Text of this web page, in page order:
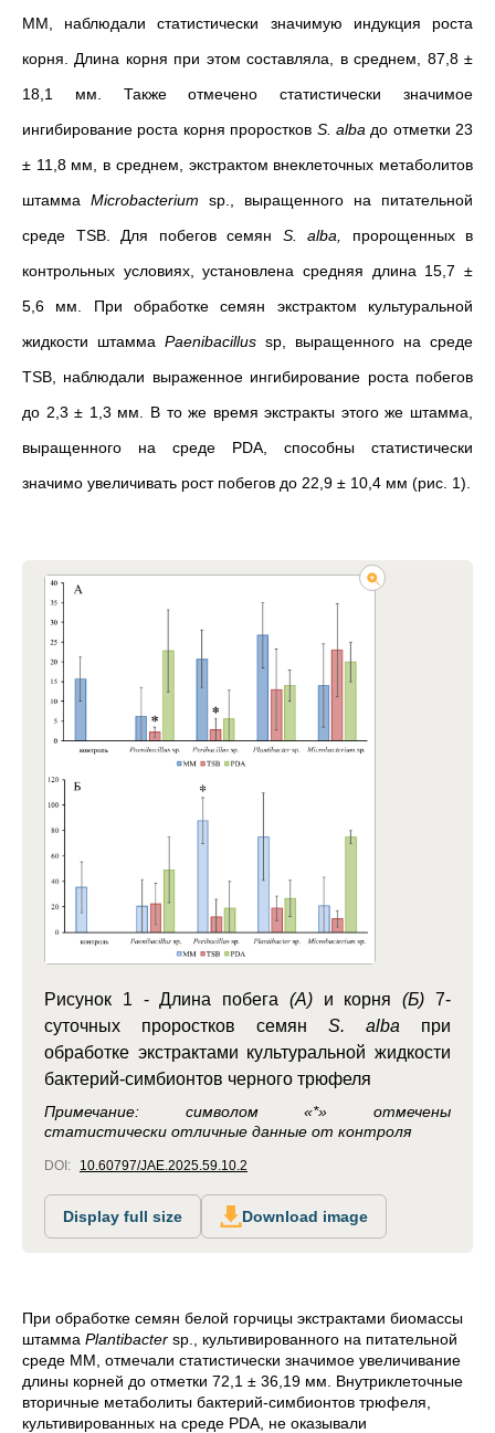
ММ, наблюдали статистически значимую индукция роста
корня. Длина корня при этом составляла, в среднем, 87,8 ±
18,1 мм. Также отмечено статистически значимое
ингибирование роста корня проростков S. alba до отметки 23
± 11,8 мм, в среднем, экстрактом внеклеточных метаболитов
штамма Microbacterium sp., выращенного на питательной
среде TSB. Для побегов семян S. аlba,
пророщенных в
контрольных условиях, установлена средняя длина 15,7 ±
5,6 мм. При обработке семян экстрактом культуральной
жидкости штамма Paenibacillus sp, выращенного на среде
TSB, наблюдали выраженное ингибирование роста побегов
до 2,3 ± 1,3 мм. В то же время экстракты этого же штамма,
выращенного на среде PDA, способны статистически
значимо увеличивать рост побегов до 22,9 ± 10,4 мм (рис. 1).
Рисунок 1 -Длина побега (А)и корня(Б) 7-
суточных проростков семян S. alba при
обработке экстрактами культуральной жидкости
бактерий-симбионтов черного трюфеля
Примечание: символом «*» отмечены
статистически отличные данные от контроля
DOI: 10.60797/JAE.2025.59.10.2
Display full size Download image
При обработке семян белой горчицы экстрактами биомассы
штамма Plantibacter sp., культивированного на питательной
среде ММ, отмечали статистически значимое увеличивание
длины корней до отметки 72,1 ± 36,19 мм. Внутриклеточные
вторичные метаболиты бактерий-симбионтов трюфеля,
культивированных на среде PDA, не оказывали